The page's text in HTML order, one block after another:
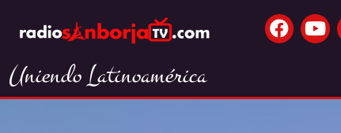
Uniendo Latinoamérica